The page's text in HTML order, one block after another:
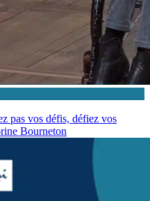
pas vos défis, défiez vos
Bourneton